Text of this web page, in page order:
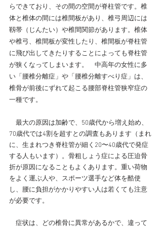
らできており、その間の空間が脊柱管です。椎
体と椎体の間には椎間板があり、椎弓周辺には
靱帯（じんたい）や椎間関節があります。椎体
や椎弓、椎間板が変性したり、椎間板が脊柱管
に飛び出してきたりすることによっても脊柱管
が狭くなってしまいます。　中高年の女性に多
い「腰椎分離症」や「腰椎分離すべり症」は、
椎骨が前後にずれて起こる腰部脊柱管狭窄症の
一種です。
最大の原因は加齢で、50歳代から増え始め、
70歳代では4割を超すとの調査もあります（まれ
に、生まれつき脊柱管が細く20〜40歳代で発症
する人もいます）。骨粗しょう症による圧迫骨
折が原因になることもよくあります。重い荷物
をよく運ぶ人や、スポーツ選手など体を酷使
し、腰に負担がかかりやすい人は若くても注意
が必要です。
症状は、どの椎骨に異常があるかで、違って